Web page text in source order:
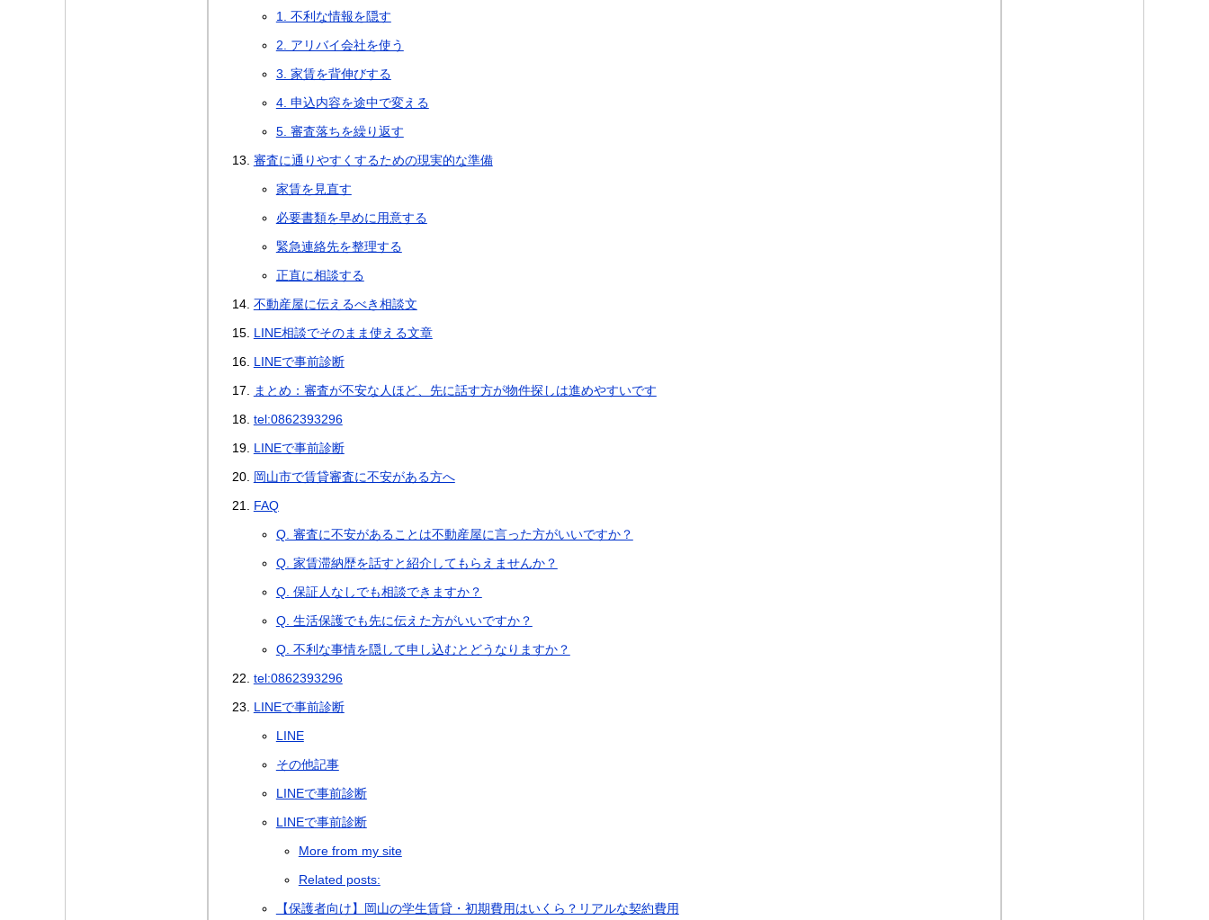
1. 不利な情報を隠す
2. アリバイ会社を使う
3. 家賃を背伸びする
4. 申込内容を途中で変える
5. 審査落ちを繰り返す
審査に通りやすくするための現実的な準備
家賃を見直す
必要書類を早めに用意する
緊急連絡先を整理する
正直に相談する
不動産屋に伝えるべき相談文
LINE相談でそのまま使える文章
LINEで事前診断
まとめ：審査が不安な人ほど、先に話す方が物件探しは進めやすいです
tel:0862393296
LINEで事前診断
岡山市で賃貸審査に不安がある方へ
FAQ
Q. 審査に不安があることは不動産屋に言った方がいいですか？
Q. 家賃滞納歴を話すと紹介してもらえませんか？
Q. 保証人なしでも相談できますか？
Q. 生活保護でも先に伝えた方がいいですか？
Q. 不利な事情を隠して申し込むとどうなりますか？
tel:0862393296
LINEで事前診断
LINE
その他記事
LINEで事前診断
LINEで事前診断
More from my site
Related posts:
【保護者向け】岡山の学生賃貸・初期費用はいくら？リアルな契約費用